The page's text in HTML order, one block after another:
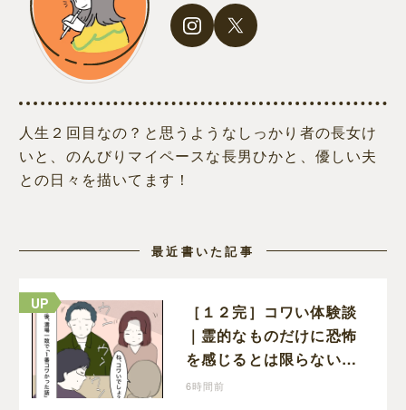
人生２回目なの？と思うようなしっかり者の長女け
いと、のんびりマイペースな長男ひかと、優しい夫
との日々を描いてます！
最近書いた記事
［１２完］コワい体験談
｜霊的なものだけに恐怖
を感じるとは限らない。
満場一致でコワいと認定
6時間前